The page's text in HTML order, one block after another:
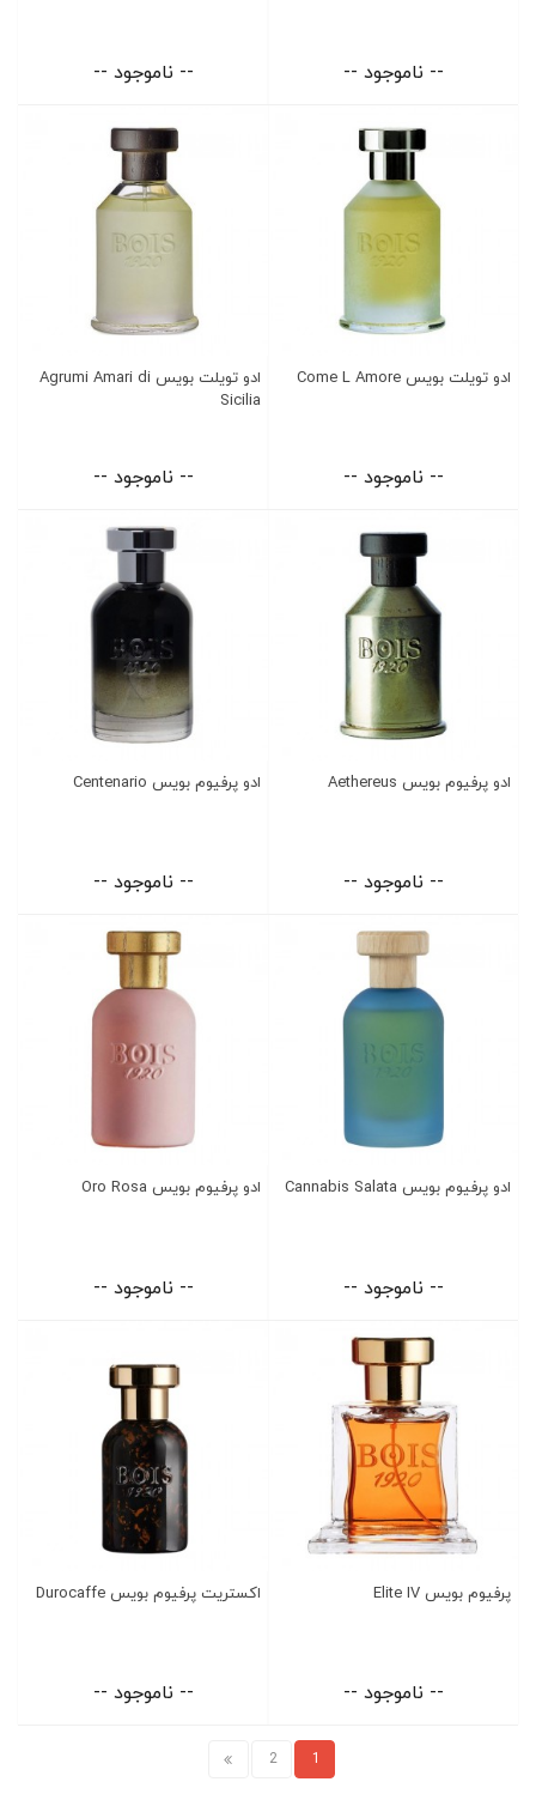
-- ناموجود -- -- ناموجود --
ادو تویلت بویس Come L Amore
-- ناموجود --
ادو تویلت بویس Agrumi Amari di
Sicilia
-- ناموجود --
ادو پرفیوم بویس Aethereus
-- ناموجود --
ادو پرفیوم بویس Centenario
-- ناموجود --
ادو پرفیوم بویس Cannabis Salata
-- ناموجود --
ادو پرفیوم بویس Oro Rosa
-- ناموجود --
پرفیوم بویس Elite IV
-- ناموجود --
اکستریت پرفیوم بویس Durocaffe
-- ناموجود --
1
2